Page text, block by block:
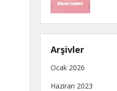
Arşivler
Ocak 2026
Haziran 2023